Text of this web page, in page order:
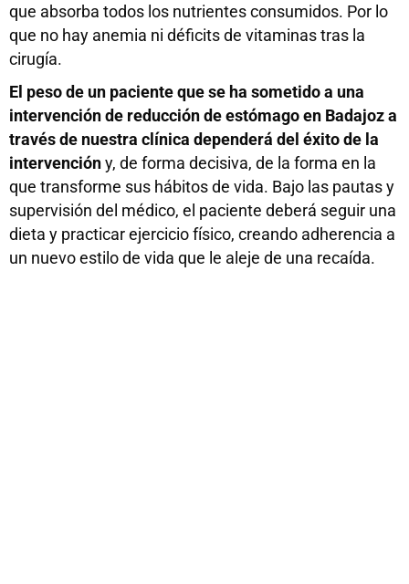
que absorba todos los nutrientes consumidos. Por lo
que no hay anemia ni déficits de vitaminas tras la
cirugía.
El peso de un paciente que se ha sometido a una
intervención de reducción de estómago en Badajoz a
través de nuestra clínica dependerá del éxito de la
intervencióny, de forma decisiva, de la forma en la
que transforme sus hábitos de vida. Bajo las pautas y
supervisión del médico, el paciente deberá seguir una
dieta y practicar ejercicio físico, creando adherencia a
un nuevo estilo de vida que le aleje de una recaída.